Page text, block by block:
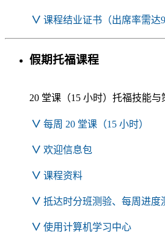
∨ 课程结业证书（出席率需达
假期托福课程
20 堂课（15 小时）托福技能与
∨ 每周 20 堂课（15 小时）
∨ 欢迎信息包
∨ 课程资料
∨ 抵达时分班测验、每周进度
∨ 使用计算机学习中心